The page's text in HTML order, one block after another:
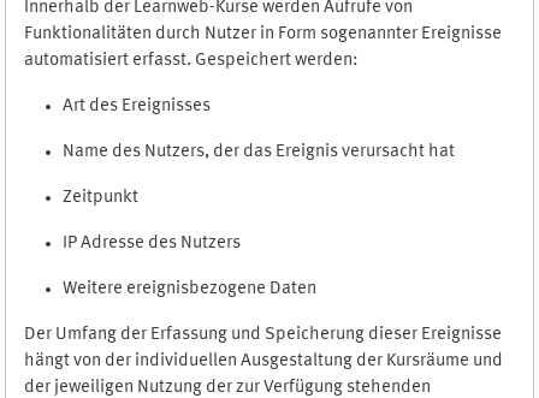
Innerhalb der Learnweb-Kurse werden Aufrufe von
Funktionalitäten durch Nutzer in Form sogenannter Ereignisse
automatisiert erfasst. Gespeichert werden:
Art des Ereignisses
Name des Nutzers, der das Ereignis verursacht hat
Zeitpunkt
IP Adresse des Nutzers
Weitere ereignisbezogene Daten
Der Umfang der Erfassung und Speicherung dieser Ereignisse
hängt von der individuellen Ausgestaltung der Kursräume und
der jeweiligen Nutzung der zur Verfügung stehenden